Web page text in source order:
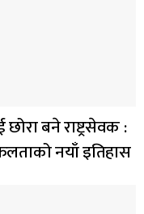
बने राष्ट्रसेवक :
नयाँ इतिहास